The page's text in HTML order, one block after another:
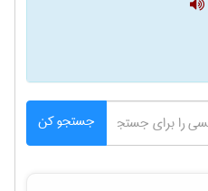
جستجو کن